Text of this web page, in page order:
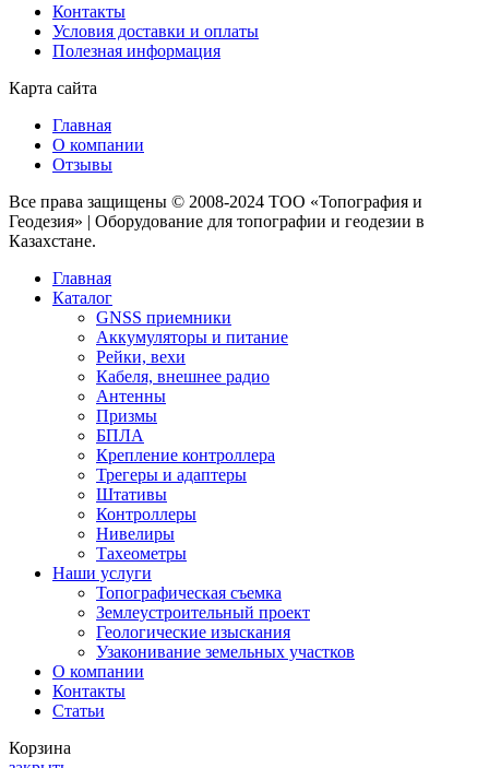
Контакты
Условия доставки и оплаты
Полезная информация
Карта сайта
Главная
О компании
Отзывы
Все права защищены © 2008-2024 ТОО «Топография и
Геодезия» | Оборудование для топографии и геодезии в
Казахстане.
Главная
Каталог
GNSS приемники
Аккумуляторы и питание
Рейки, вехи
Кабеля, внешнее радио
Антенны
Призмы
БПЛА
Крепление контроллера
Трегеры и адаптеры
Штативы
Контроллеры
Нивелиры
Тахеометры
Наши услуги
Топографическая съемка
Землеустроительный проект
Геологические изыскания
Узаконивание земельных участков
О компании
Контакты
Статьи
Корзина